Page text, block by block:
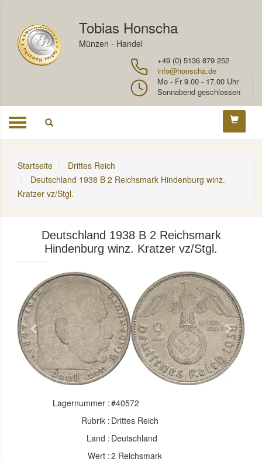
Tobias Honscha
Münzen - Handel
+49 (0) 5136 879 252
info@honscha.de
Mo - Fr 9.00 - 17.00 Uhr
Sonnabend geschlossen
Toggle
Startseite
Drittes Reich
Deutschland 1938 B 2 Reichsmark Hindenburg winz.
Kratzer vz/Stgl.
Deutschland 1938 B 2 Reichsmark
Hindenburg winz. Kratzer vz/Stgl.
Previous Next
Lagernummer :#40572
Rubrik : Drittes Reich
Land : Deutschland
Wert :2 Reichsmark